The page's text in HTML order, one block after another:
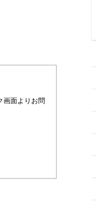
画面よりお問